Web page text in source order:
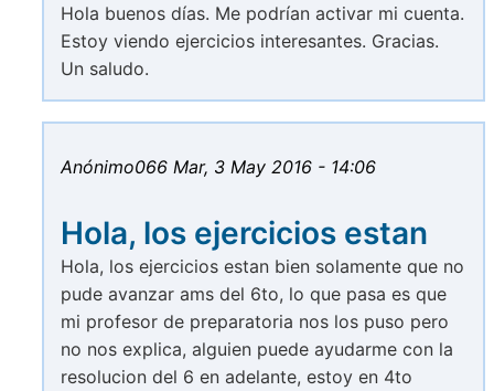
Hola buenos días. Me podrían activar mi cuenta.
Estoy viendo ejercicios interesantes. Gracias.
Un saludo.
Anónimo066 Mar, 3 May 2016 - 14:06
Hola, los ejercicios estan
Hola, los ejercicios estan bien solamente que no
pude avanzar ams del 6to, lo que pasa es que
mi profesor de preparatoria nos los puso pero
no nos explica, alguien puede ayudarme con la
resolucion del 6 en adelante, estoy en 4to